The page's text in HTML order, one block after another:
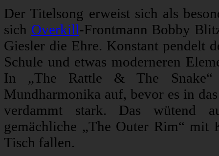
Der Titelsong erweist sich als
sich Overkill-Frontmann Bobby
Giesler die Ehre. Konstant pendelt
Schule und etwas moderneren
In „The Rattle & The Snake“
Mundharmonika auf, bevor es in
verdammt stark. Das wütend
gemächliche „The Outer Rim“ mit
Tisch fallen.